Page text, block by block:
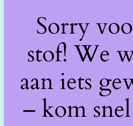
Sorry
stof! We
aan iets
– kom